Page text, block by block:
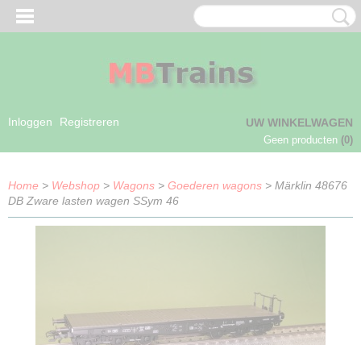
Inloggen Registreren UW WINKELWAGEN
Geen producten (0)
Home > Webshop > Wagons > Goederen wagons > Märklin 48676
DB Zware lasten wagen SSym 46